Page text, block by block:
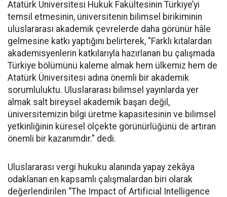
Atatürk Üniversitesi Hukuk Fakültesinin Türkiye’yi
temsil etmesinin, üniversitenin bilimsel birikiminin
uluslararası akademik çevrelerde daha görünür hâle
gelmesine katkı yaptığını belirterek, "Farklı kıtalardan
akademisyenlerin katkılarıyla hazırlanan bu çalışmada
Türkiye bölümünü kaleme almak hem ülkemiz hem de
Atatürk Üniversitesi adına önemli bir akademik
sorumluluktu. Uluslararası bilimsel yayınlarda yer
almak salt bireysel akademik başarı değil,
üniversitemizin bilgi üretme kapasitesinin ve bilimsel
yetkinliğinin küresel ölçekte görünürlüğünü de artıran
önemli bir kazanımdır." dedi.
Uluslararası vergi hukuku alanında yapay zekâya
odaklanan en kapsamlı çalışmalardan biri olarak
değerlendirilen “The Impact of Artificial Intelligence